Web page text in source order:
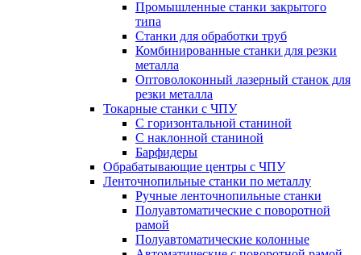
Промышленные станки закрытого
типа
Станки для обработки труб
Комбинированные станки для резки
металла
Оптоволоконный лазерный станок для
резки металла
Токарные станки с ЧПУ
С горизонтальной станиной
С наклонной станиной
Барфидеры
Обрабатывающие центры с ЧПУ
Ленточнопильные станки по металлу
Ручные ленточнопильные станки
Полуавтоматические с поворотной
рамой
Полуавтоматические колонные